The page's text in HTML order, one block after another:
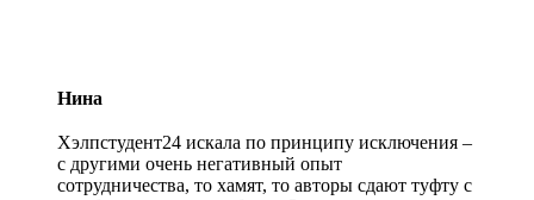
Нина
Хэлпстудент24 искала по принципу исключения –
с другими очень негативный опыт
сотрудничества, то хамят, то авторы сдают туфту с